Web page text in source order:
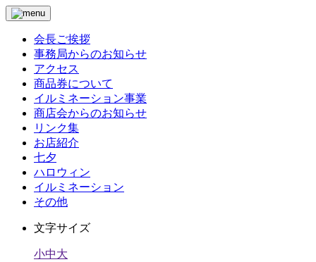
会長ご挨拶
事務局からのお知らせ
アクセス
商品券について
イルミネーション事業
商店会からのお知らせ
リンク集
お店紹介
七夕
ハロウィン
イルミネーション
その他
文字サイズ
小中大